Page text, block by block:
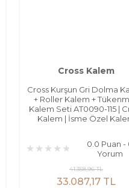
Cross Kalem
Cross Kurşun Gri Dolma
+ Roller Kalem +
Kalem Seti AT0090-115 |
Kalem | İsme Özel
0.0 Puan -
Yorum
33.087,17 TL
41.358,96 TL